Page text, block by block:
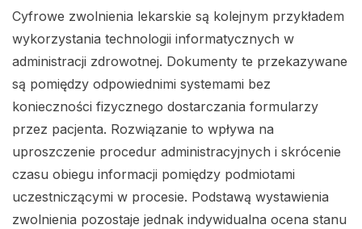
Cyfrowe zwolnienia lekarskie są kolejnym przykładem
wykorzystania technologii informatycznych w
administracji zdrowotnej. Dokumenty te przekazywane
są pomiędzy odpowiednimi systemami bez
konieczności fizycznego dostarczania formularzy
przez pacjenta. Rozwiązanie to wpływa na
uproszczenie procedur administracyjnych i skrócenie
czasu obiegu informacji pomiędzy podmiotami
uczestniczącymi w procesie. Podstawą wystawienia
zwolnienia pozostaje jednak indywidualna ocena stanu